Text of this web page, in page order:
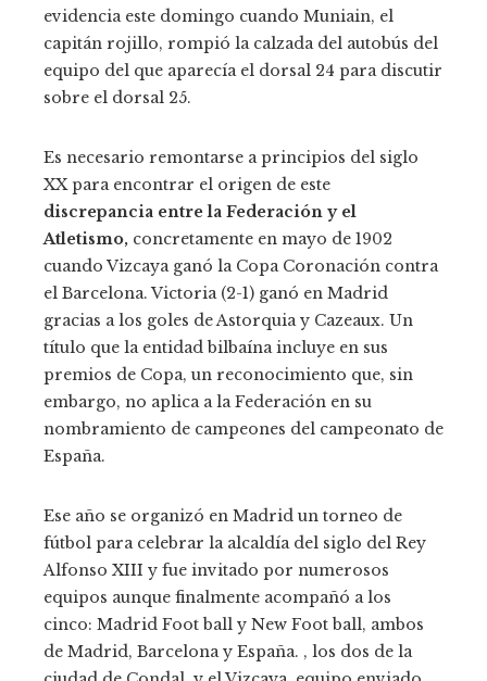
evidencia este domingo cuando Muniain, el
capitán rojillo, rompió la calzada del autobús del
equipo del que aparecía el dorsal 24 para discutir
sobre el dorsal 25.
Es necesario remontarse a principios del siglo
XX para encontrar el origen de este
discrepancia entre la Federación y el
Atletismo, concretamente en mayo de 1902
cuando Vizcaya ganó la Copa Coronación contra
el Barcelona. Victoria (2-1) ganó en Madrid
gracias a los goles de Astorquia y Cazeaux. Un
título que la entidad bilbaína incluye en sus
premios de Copa, un reconocimiento que, sin
embargo, no aplica a la Federación en su
nombramiento de campeones del campeonato de
España.
Ese año se organizó en Madrid un torneo de
fútbol para celebrar la alcaldía del siglo del Rey
Alfonso XIII y fue invitado por numerosos
equipos aunque finalmente acompañó a los
cinco: Madrid Foot ball y New Foot ball, ambos
de Madrid, Barcelona y España. , los dos de la